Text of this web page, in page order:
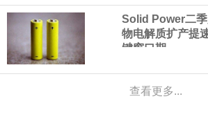
瑞士7月季调后失业率 3.1%，预期
季调失业率 3%，预期 3%，前值 2.9%。
商品期货收盘，黄金连续涨3.44%，焦
Solid Power二
物电解质扩产提
键窗口期
查看更多...